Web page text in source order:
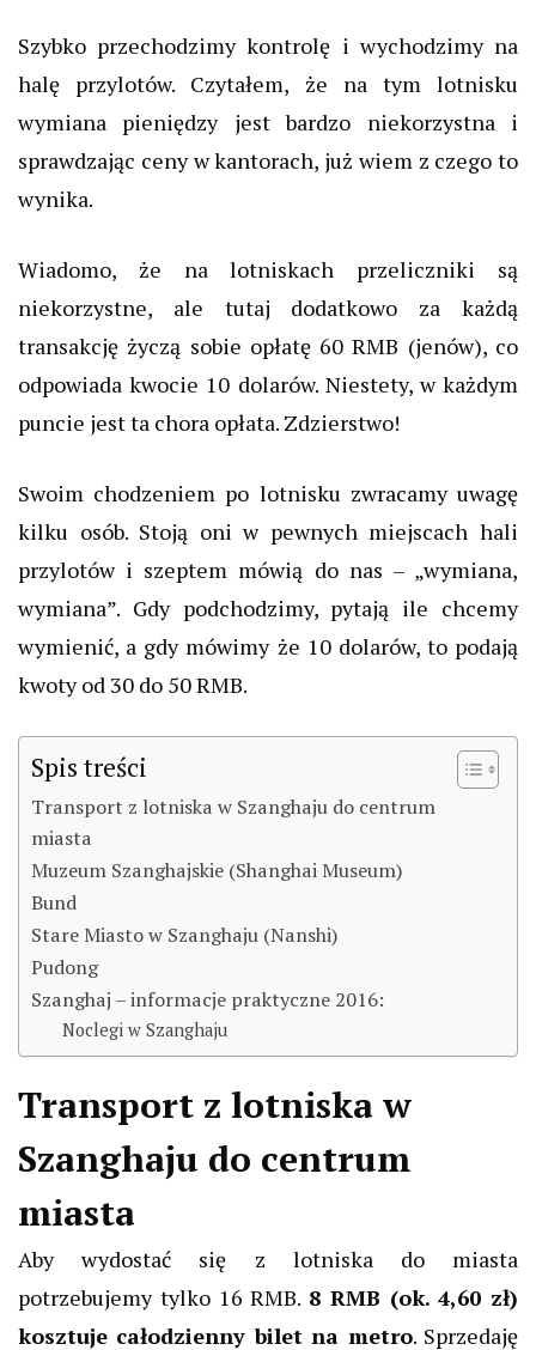
Szybko przechodzimy kontrolę i wychodzimy na
halę przylotów. Czytałem, że na tym lotnisku
wymiana pieniędzy jest bardzo niekorzystna i
sprawdzając ceny w kantorach, już wiem z czego to
wynika.
Wiadomo, że na lotniskach przeliczniki są
niekorzystne, ale tutaj dodatkowo za każdą
transakcję życzą sobie opłatę 60 RMB (jenów), co
odpowiada kwocie 10 dolarów. Niestety, w każdym
puncie jest ta chora opłata. Zdzierstwo!
Swoim chodzeniem po lotnisku zwracamy uwagę
kilku osób. Stoją oni w pewnych miejscach hali
przylotów i szeptem mówią do nas – „wymiana,
wymiana”. Gdy podchodzimy, pytają ile chcemy
wymienić, a gdy mówimy że 10 dolarów, to podają
kwoty od 30 do 50 RMB.
Spis treści
Transport z lotniska w Szanghaju do centrum
miasta
Muzeum Szanghajskie (Shanghai Museum)
Bund
Stare Miasto w Szanghaju (Nanshi)
Pudong
Szanghaj – informacje praktyczne 2016:
Noclegi w Szanghaju
Transport z lotniska w
Szanghaju do centrum
miasta
Aby wydostać się z lotniska do miasta
potrzebujemy tylko 16 RMB. 8 RMB (ok. 4,60 zł)
kosztuje całodzienny bilet na metro. Sprzedaję